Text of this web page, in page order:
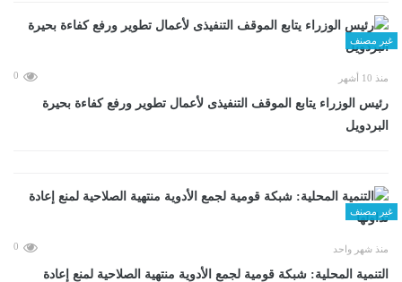
غير مصنف
منذ 10 أشهر 0
رئيس الوزراء يتابع الموقف التنفيذى لأعمال تطوير ورفع كفاءة بحيرة
البردويل
غير مصنف
منذ شهر واحد 0
التنمية المحلية: شبكة قومية لجمع الأدوية منتهية الصلاحية لمنع إعادة